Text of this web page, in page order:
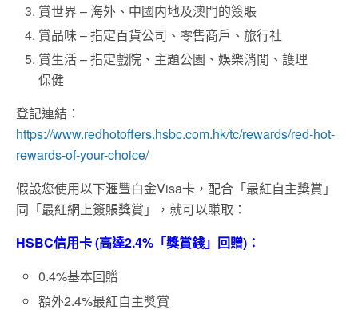
賞世界 – 海外、中國内地及澳門的簽賬
賞品味 – 指定百貨公司、零售商戶、旅行社
賞生活 – 指定戲院、主題公園、娛樂消閒、護理
保健
登記連結：
https://www.redhotoffers.hsbc.com.hk/tc/rewards/red-hot-
rewards-of-your-choice/
假設您使用以下滙豐白金Visa卡，配合「最紅自主獎賞」
同「最紅網上簽賬獎賞」，就可以賺取：
HSBC信用卡 (高達2.4%「獎賞錢」回贈)：
0.4%基本回贈
額外2.4%最紅自主獎賞